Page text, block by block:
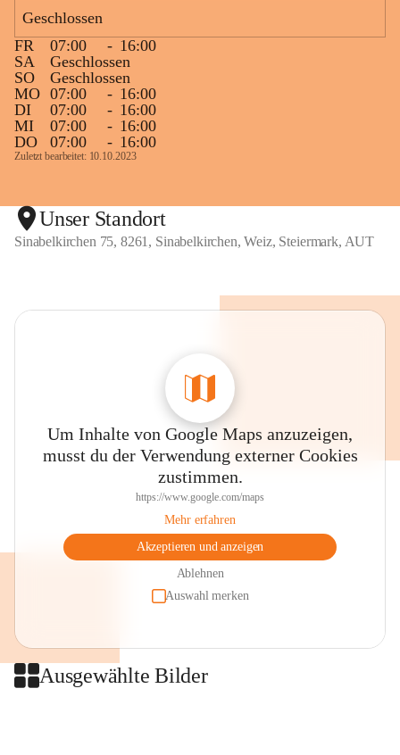
r
c
h
e
n
Kinder, die bei uns bleiben, freuen wir uns schon jetzt auf ein
fröhliches Wiedersehen im Herbst!
Geschlossen
FR
07:00 - 16:00
SA
Geschlossen
SO
Geschlossen
MO 07:00 - 16:00
DI
07:00 - 16:00
MI
07:00 - 16:00
DO
07:00 - 16:00
Zuletzt bearbeitet: 10.10.2023
Unser Standort
Sinabelkirchen 75, 8261, Sinabelkirchen, Weiz, Steiermark, AUT
Um Inhalte von Google Maps anzuzeigen,
musst du der Verwendung externer Cookies
zustimmen.
https://www.google.com/maps
Mehr erfahren
Akzeptieren und anzeigen
Ablehnen
Auswahl merken
Ausgewählte Bilder